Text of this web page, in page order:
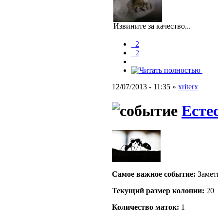
Извините за качество...
_2
_2
12/07/2013 - 11:35 » xriterx
Самое важное событие:
Текущий размер кoлонии: 20
Количество маток: 1